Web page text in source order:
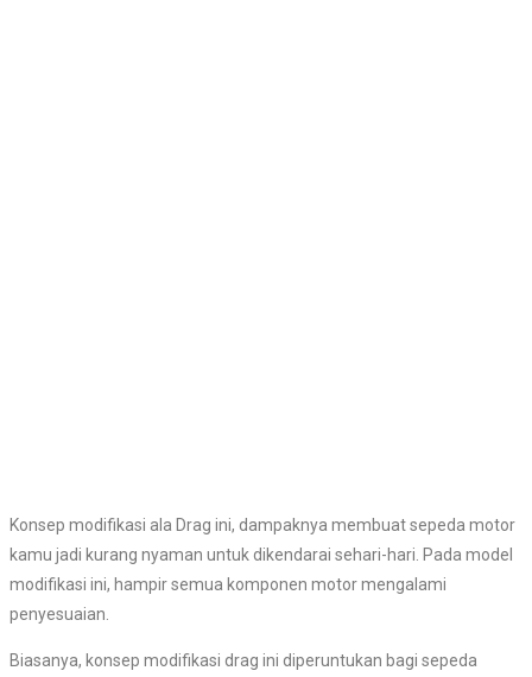
Konsep modifikasi ala Drag ini, dampaknya membuat sepeda motor
kamu jadi kurang nyaman untuk dikendarai sehari-hari. Pada model
modifikasi ini, hampir semua komponen motor mengalami
penyesuaian.
Biasanya, konsep modifikasi drag ini diperuntukan bagi sepeda